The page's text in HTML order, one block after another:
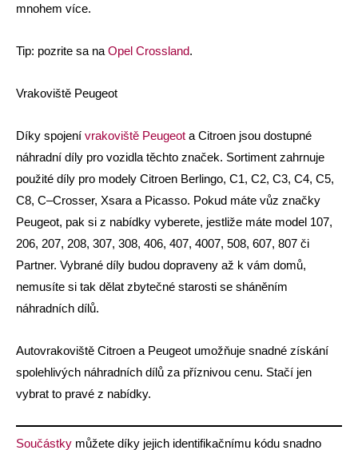
mnohem více.
Tip: pozrite sa na Opel Crossland.
Vrakoviště Peugeot
Díky spojení vrakoviště Peugeot a Citroen jsou dostupné
náhradní díly pro vozidla těchto značek. Sortiment zahrnuje
použité díly pro modely Citroen Berlingo, C1, C2, C3, C4, C5,
C8, C–Crosser, Xsara a Picasso. Pokud máte vůz značky
Peugeot, pak si z nabídky vyberete, jestliže máte model 107,
206, 207, 208, 307, 308, 406, 407, 4007, 508, 607, 807 či
Partner. Vybrané díly budou dopraveny až k vám domů,
nemusíte si tak dělat zbytečné starosti se sháněním
náhradních dílů.
Autovrakoviště Citroen a Peugeot umožňuje snadné získání
spolehlivých náhradních dílů za příznivou cenu. Stačí jen
vybrat to pravé z nabídky.
Součástky můžete díky jejich identifikačnímu kódu snadno